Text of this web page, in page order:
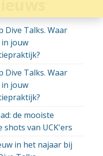
Dive Talks. Waar
jouw
Dive Talks. Waar
jouw
de mooiste
shots van UCK'ers
in het najaar bij